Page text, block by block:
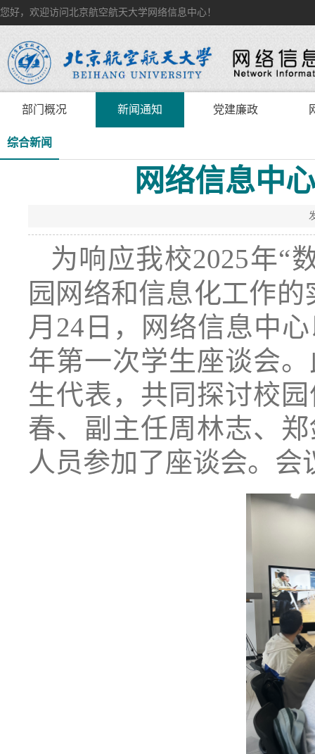
您好，欢迎访问北京航空航天大学网络信息中心！
部门概况 新闻通知 党建廉政
综合新闻
网络信息中
为响应我校2025年“
园网络和信息化工作
月24日，网络信息中
年第一次学生座谈会
生代表，共同探讨校
春、副主任周林志、
人员参加了座谈会。